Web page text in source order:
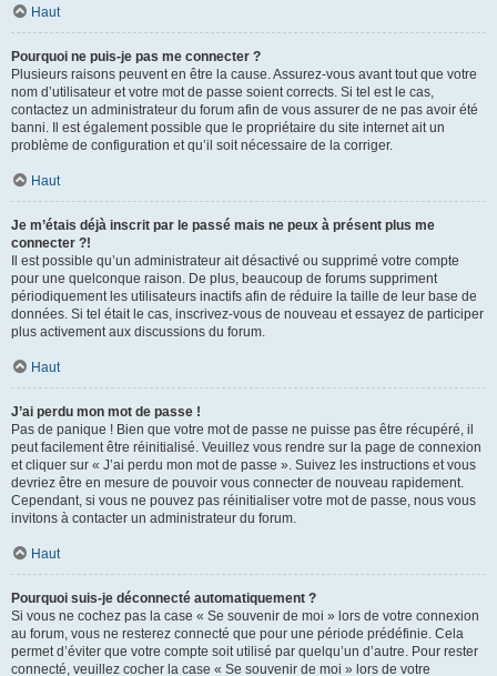
Haut
Pourquoi ne puis-je pas me connecter ?
Plusieurs raisons peuvent en être la cause. Assurez-vous avant tout que votre
nom d’utilisateur et votre mot de passe soient corrects. Si tel est le cas,
contactez un administrateur du forum afin de vous assurer de ne pas avoir été
banni. Il est également possible que le propriétaire du site internet ait un
problème de configuration et qu’il soit nécessaire de la corriger.
Haut
Je m’étais déjà inscrit par le passé mais ne peux à présent plus me
connecter ?!
Il est possible qu’un administrateur ait désactivé ou supprimé votre compte
pour une quelconque raison. De plus, beaucoup de forums suppriment
périodiquement les utilisateurs inactifs afin de réduire la taille de leur base de
données. Si tel était le cas, inscrivez-vous de nouveau et essayez de participer
plus activement aux discussions du forum.
Haut
J’ai perdu mon mot de passe !
Pas de panique ! Bien que votre mot de passe ne puisse pas être récupéré, il
peut facilement être réinitialisé. Veuillez vous rendre sur la page de connexion
et cliquer sur « J’ai perdu mon mot de passe ». Suivez les instructions et vous
devriez être en mesure de pouvoir vous connecter de nouveau rapidement.
Cependant, si vous ne pouvez pas réinitialiser votre mot de passe, nous vous
invitons à contacter un administrateur du forum.
Haut
Pourquoi suis-je déconnecté automatiquement ?
Si vous ne cochez pas la case « Se souvenir de moi » lors de votre connexion
au forum, vous ne resterez connecté que pour une période prédéfinie. Cela
permet d’éviter que votre compte soit utilisé par quelqu’un d’autre. Pour rester
connecté, veuillez cocher la case « Se souvenir de moi » lors de votre